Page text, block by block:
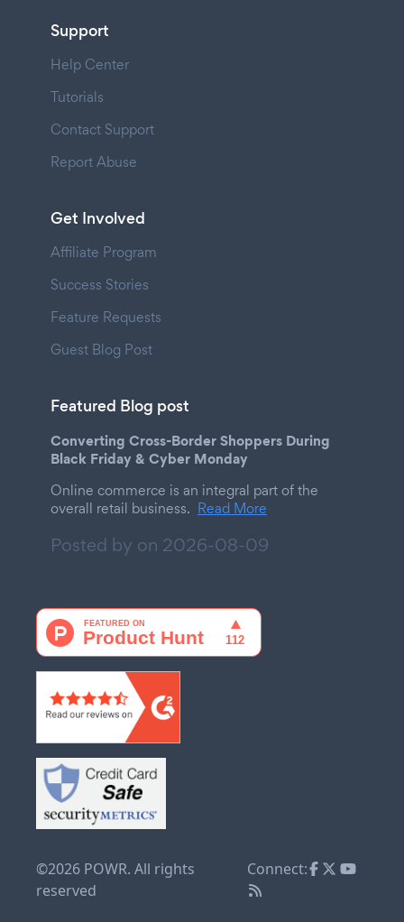
Support
Help Center
Tutorials
Contact Support
Report Abuse
Get Involved
Affiliate Program
Success Stories
Feature Requests
Guest Blog Post
Featured Blog post
Converting Cross-Border Shoppers During
Black Friday & Cyber Monday
Online commerce is an integral part of the
overall retail business. Read More
Posted by on 2026-08-09
©2026 POWR. All rights
reserved
Connect: